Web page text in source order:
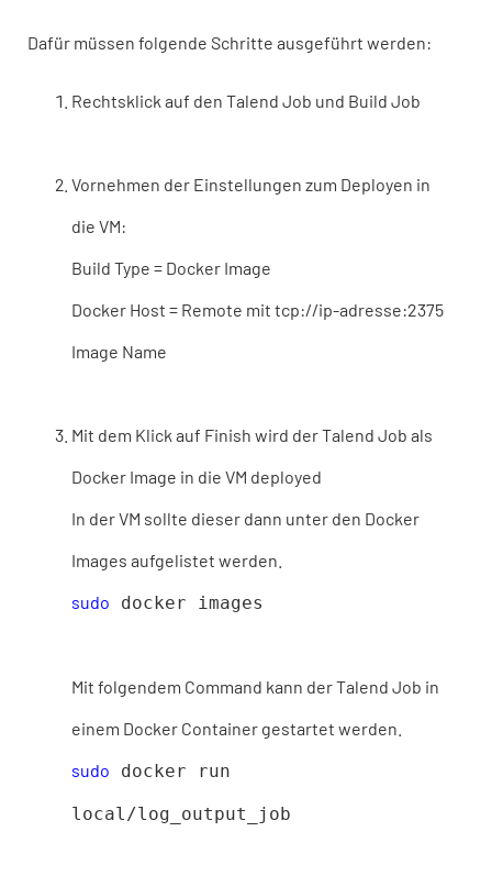
Dafür müssen folgende Schritte ausgeführt werden:
Rechtsklick auf den Talend Job und Build Job
Vornehmen der Einstellungen zum Deployen in
die VM:
Build Type = Docker Image
Docker Host = Remote mit tcp://ip-adresse:2375
Image Name
Mit dem Klick auf Finish wird der Talend Job als
Docker Image in die VM deployed
In der VM sollte dieser dann unter den Docker
Images aufgelistet werden.
sudo docker images
Mit folgendem Command kann der Talend Job in
einem Docker Container gestartet werden.
sudo docker run
local/log_output_job